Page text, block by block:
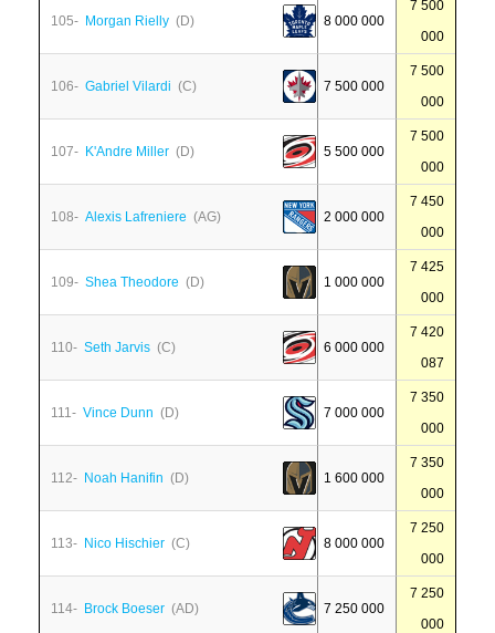
105- Morgan Rielly (D) 8 000 000
7 500
000
106- Gabriel Vilardi (C) 7 500 000
7 500
000
107- K'Andre Miller (D) 5 500 000
7 500
000
108- Alexis Lafreniere (AG) 2 000 000
7 450
000
109- Shea Theodore (D) 1 000 000
7 425
000
110- Seth Jarvis (C) 6 000 000
7 420
087
111- Vince Dunn (D) 7 000 000
7 350
000
112- Noah Hanifin (D) 1 600 000
7 350
000
113- Nico Hischier (C) 8 000 000
7 250
000
114- Brock Boeser (AD) 7 250 000
7 250
000